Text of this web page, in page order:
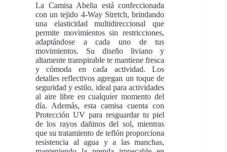
La Camisa Abelia está confeccionada
con un tejido 4-Way Stretch, brindando
una elasticidad multidireccional que
permite movimientos sin restricciones,
adaptándose a cada uno de tus
movimientos. Su diseño liviano y
altamente transpirable te mantiene fresca
y cómoda en cada actividad. Los
detalles reflectivos agregan un toque de
seguridad y estilo, ideal para actividades
al aire libre en cualquier momento del
día. Además, esta camisa cuenta con
Protección UV para resguardar tu piel
de los rayos dañinos del sol, mientras
que su tratamiento de teflón proporciona
resistencia al agua y a las manchas,